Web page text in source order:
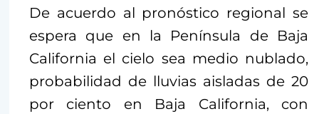
De acuerdo al pronóstico regional se
espera que en la Península de Baja
California el cielo sea medio nublado,
probabilidad de lluvias aisladas de 20
por ciento en Baja California, con